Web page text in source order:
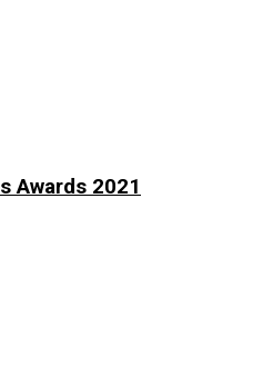
Awards 2021